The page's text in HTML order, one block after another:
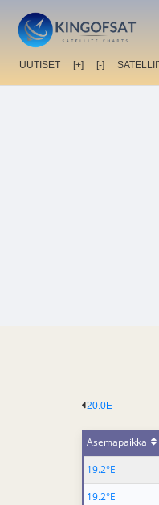
UUTISET [+] [-]
20.0E
Asemapaikka
19.2°E
19.2°E